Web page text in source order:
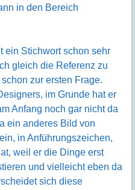
in den Bereich
ein Stichwort schon sehr
gleich die Referenz zu
zur ersten Frage.
im Grunde hat er
Anfang noch gar nicht da
ein anderes Bild von
in Anführungszeichen,
weil er die Dinge erst
und vielleicht eben da
sich diese